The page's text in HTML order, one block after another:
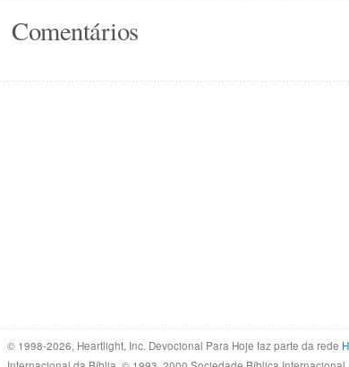
Comentários
© 1998-2026, Heartlight, Inc. Devocional Para Hoje faz parte da rede